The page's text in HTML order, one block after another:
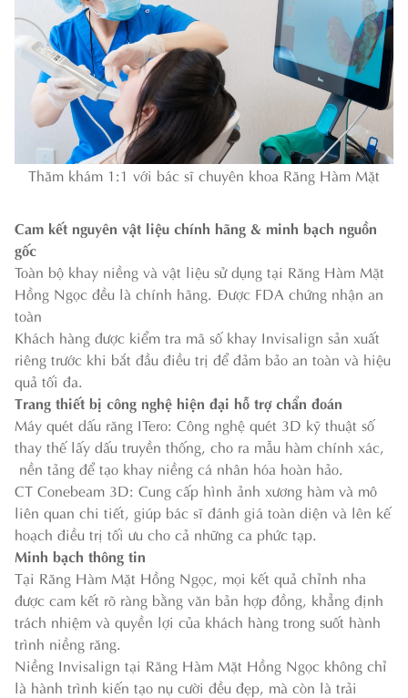
Thăm khám 1:1 với bác sĩ chuyên khoa Răng Hàm Mặt
Cam kết nguyên vật liệu chính hãng & minh bạch nguồn
gốc
Toàn bộ khay niềng và vật liệu sử dụng tại Răng Hàm Mặt
Hồng Ngọc đều là chính hãng. Được FDA chứng nhận an
toàn
Khách hàng được kiểm tra mã số khay Invisalign sản xuất
riêng trước khi bắt đầu điều trị để đảm bảo an toàn và hiệu
quả tối đa.
Trang thiết bị công nghệ hiện đại hỗ trợ chẩn đoán
Máy quét dấu răng ITero: Công nghệ quét 3D kỹ thuật số
thay thế lấy dấu truyền thống, cho ra mẫu hàm chính xác,
nền tảng để tạo khay niềng cá nhân hóa hoàn hảo.
CT Conebeam 3D: Cung cấp hình ảnh xương hàm và mô
liên quan chi tiết, giúp bác sĩ đánh giá toàn diện và lên kế
hoạch điều trị tối ưu cho cả những ca phức tạp.
Minh bạch thông tin
Tại Răng Hàm Mặt Hồng Ngọc, mọi kết quả chỉnh nha
được cam kết rõ ràng bằng văn bản hợp đồng, khẳng định
trách nhiệm và quyền lợi của khách hàng trong suốt hành
trình niềng răng.
Niềng Invisalign tại Răng Hàm Mặt Hồng Ngọc không chỉ
là hành trình kiến tạo nụ cười đều đẹp, mà còn là trải